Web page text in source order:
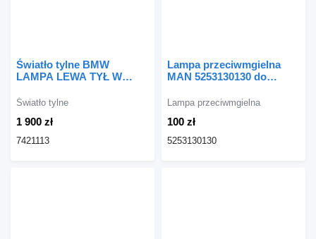
Światło tylne BMW
LAMPA LEWA TYŁ W
do samochodu BMW X6
1 900 zł
Światło tylne
7421113
Lampa przeciwmgielna
MAN 5253130130 do
F2000
100 zł
Lampa przeciwmgielna
5253130130